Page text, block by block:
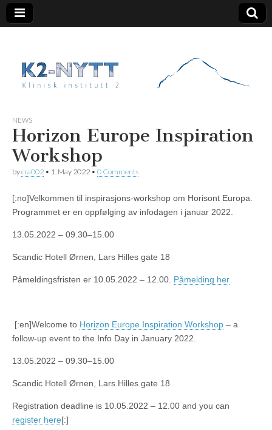
K2 Nytt
NEWS
Horizon Europe Inspiration
Workshop
bycra002 • 1. May 2022 • 0 Comments
[:no]Velkommen til inspirasjons-workshop om Horisont Europa.
Programmet er en oppfølging av infodagen i januar 2022.
13.05.2022 – 09.30–15.00
Scandic Hotell Ørnen, Lars Hilles gate 18
Påmeldingsfristen er 10.05.2022 – 12.00. Påmelding her
[:en]Welcome to Horizon Europe Inspiration Workshop – a
follow-up event to the Info Day in January 2022.
13.05.2022 – 09.30–15.00
Scandic Hotell Ørnen, Lars Hilles gate 18
Registration deadline is 10.05.2022 – 12.00 and you can
register here[:]